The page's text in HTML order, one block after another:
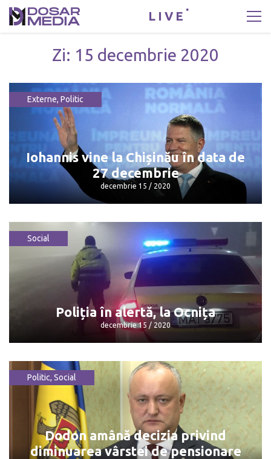
LIVE
Zi: 15 decembrie 2020
Externe, Politic
Iohannis vine la Chișinău în data de
27 decembrie
decembrie 15 / 2020
Iohannis vine la Chișinău în data de 27
decembrie
decembrie 15 / 2020
Social
Poliția în alertă, la Ocnița
decembrie 15 / 2020
Poliția în alertă, la Ocnița
decembrie 15 / 2020
Politic, Social
Dodon amână decizia privind
diminuarea vârstei de pensionare